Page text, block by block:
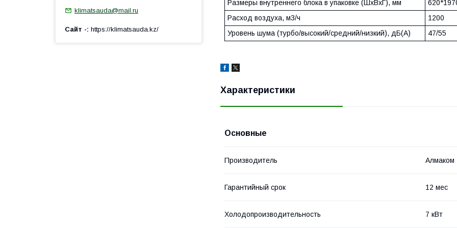
Размеры внутреннего блока в упаковке (ШхВхГ), мм
Расход воздуха, м3/ч
1200
Уровень шума (турбо/высокий/средний/низкий), дБ(А)
47/55
Характеристики
Основные
Производитель Алмаком
Гарантийный срок 12 мес
Холодопроизводительность 7 кВт
klimatsauda@mail.ru
Сайт - https://klimatsauda.kz/